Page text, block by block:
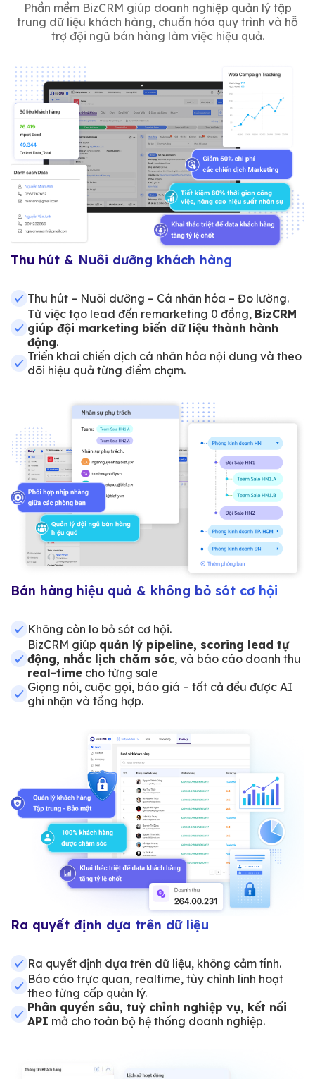
Phần mềm BizCRM giúp doanh nghiệp quản lý tập
trung dữ liệu khách hàng, chuẩn hóa quy trình và hỗ
trợ đội ngũ bán hàng làm việc hiệu quả.
Thu hút & Nuôi dưỡng khách hàng
Thu hút – Nuôi dưỡng – Cá nhân hóa – Đo lường.
Từ việc tạo lead đến remarketing 0 đồng, BizCRM
giúp đội marketing biến dữ liệu thành hành
động.
Triển khai chiến dịch cá nhân hóa nội dung và theo
dõi hiệu quả từng điểm chạm.
Bán hàng hiệu quả & không bỏ sót cơ hội
Không còn lo bỏ sót cơ hội.
BizCRM giúp quản lý pipeline, scoring lead tự
động, nhắc lịch chăm sóc, và báo cáo doanh thu
real-time cho từng sale
Giọng nói, cuộc gọi, báo giá – tất cả đều được AI
ghi nhận và tổng hợp.
Ra quyết định dựa trên dữ liệu
Ra quyết định dựa trên dữ liệu, không cảm tính.
Báo cáo trực quan, realtime, tùy chỉnh linh hoạt
theo từng cấp quản lý.
Phân quyền sâu, tuỳ chỉnh nghiệp vụ, kết nối
API mở cho toàn bộ hệ thống doanh nghiệp.